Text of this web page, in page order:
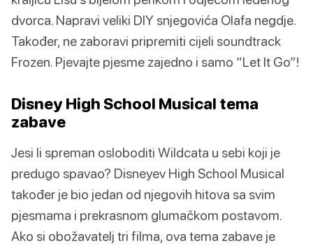
dvorca. Napravi veliki DIY snjegovića Olafa negdje.
Također, ne zaboravi pripremiti cijeli soundtrack
Frozen. Pjevajte pjesme zajedno i samo “Let It Go”!
Disney High School Musical tema
zabave
Jesi li spreman osloboditi Wildcata u sebi koji je
predugo spavao? Disneyev High School Musical
također je bio jedan od njegovih hitova sa svim
pjesmama i prekrasnom glumačkom postavom.
Ako si obožavatelj tri filma, ova tema zabave je